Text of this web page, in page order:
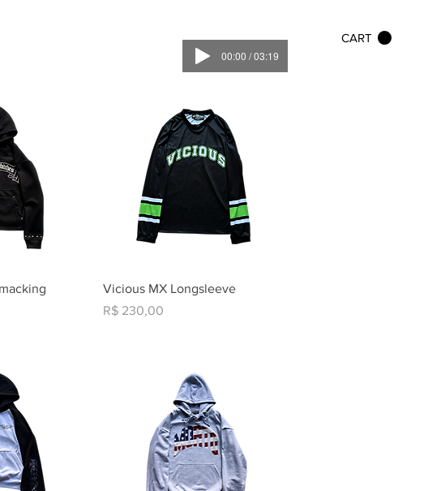
CART
rápida Visualização rápida
Vicious MX Longsleeve
Preço
R$ 230,00
00:00 / 03:19